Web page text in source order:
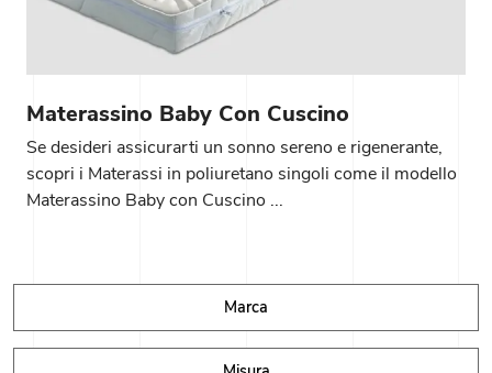
Materassino Baby Con Cuscino
Se desideri assicurarti un sonno sereno e rigenerante,
scopri i Materassi in poliuretano singoli come il modello
Materassino Baby con Cuscino ...
Marca